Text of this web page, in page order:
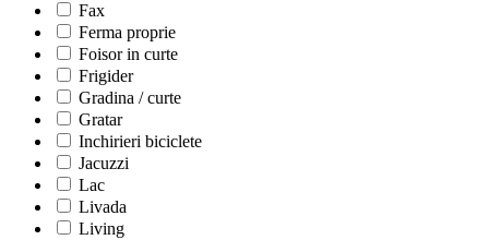
Fax
Ferma proprie
Foisor in curte
Frigider
Gradina / curte
Gratar
Inchirieri biciclete
Jacuzzi
Lac
Livada
Living